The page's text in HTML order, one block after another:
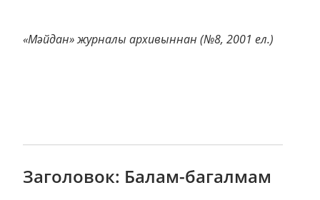
«Мәйдан» журналы архивыннан (№8, 2001 ел.)
Заголовок: Балам-багалмам